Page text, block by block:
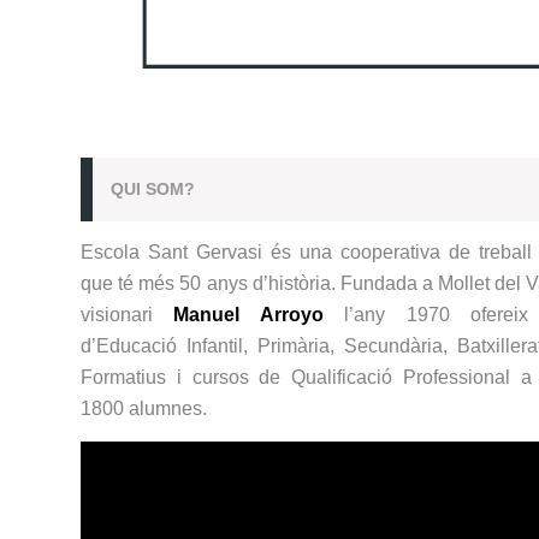
QUI SOM?
Escola Sant Gervasi és una cooperativa de treball
que té més 50 anys d’història. Fundada a Mollet del
visionari
Manuel Arroyol’any 1970 ofereix
d’Educació Infantil, Primària, Secundària,
Formatius i cursos de Qualificació Professional
1800 alumnes.